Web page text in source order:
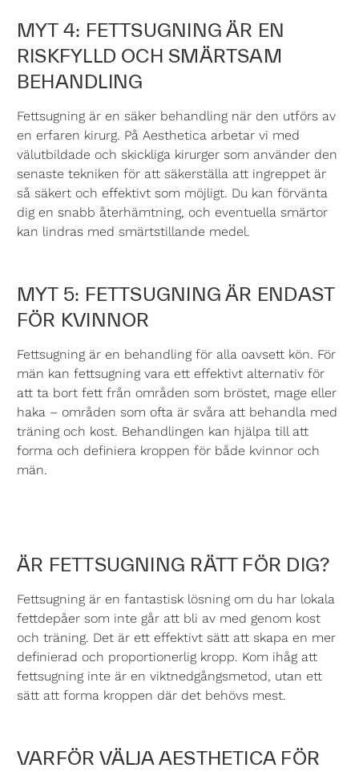
MYT 4: FETTSUGNING ÄR EN
RISKFYLLD OCH SMÄRTSAM
BEHANDLING
Fettsugning är en säker behandling när den utförs av
en erfaren kirurg. På Aesthetica arbetar vi med
välutbildade och skickliga kirurger som använder den
senaste tekniken för att säkerställa att ingreppet är
så säkert och effektivt som möjligt. Du kan förvänta
dig en snabb återhämtning, och eventuella smärtor
kan lindras med smärtstillande medel.
MYT 5: FETTSUGNING ÄR ENDAST
FÖR KVINNOR
Fettsugning är en behandling för alla oavsett kön. För
män kan fettsugning vara ett effektivt alternativ för
att ta bort fett från områden som bröstet, mage eller
haka – områden som ofta är svåra att behandla med
träning och kost. Behandlingen kan hjälpa till att
forma och definiera kroppen för både kvinnor och
män.
ÄR FETTSUGNING RÄTT FÖR DIG?
Fettsugning är en fantastisk lösning om du har lokala
fettdepåer som inte går att bli av med genom kost
och träning. Det är ett effektivt sätt att skapa en mer
definierad och proportionerlig kropp. Kom ihåg att
fettsugning inte är en viktnedgångsmetod, utan ett
sätt att forma kroppen där det behövs mest.
VARFÖR VÄLJA AESTHETICA FÖR